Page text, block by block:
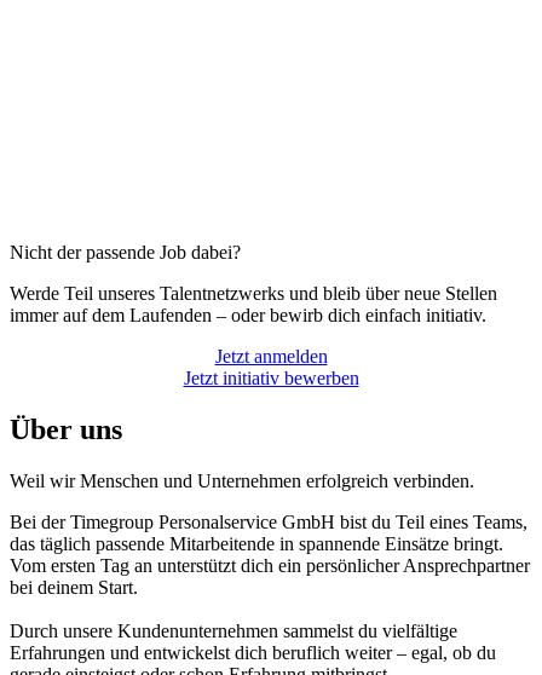
Nicht der passende Job dabei?
Werde Teil unseres Talentnetzwerks und bleib über neue Stellen
immer auf dem Laufenden – oder bewirb dich einfach initiativ.
Jetzt anmelden
Jetzt initiativ bewerben
Über uns
Weil wir Menschen und Unternehmen erfolgreich verbinden.
Bei der Timegroup Personalservice GmbH bist du Teil eines Teams,
das täglich passende Mitarbeitende in spannende Einsätze bringt.
Vom ersten Tag an unterstützt dich ein persönlicher Ansprechpartner
bei deinem Start.
Durch unsere Kundenunternehmen sammelst du vielfältige
Erfahrungen und entwickelst dich beruflich weiter – egal, ob du